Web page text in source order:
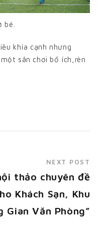
khía cạnh nhưng
sân chơi bổ ích,rèn
NEXT POST
thảo chuyên đề
Khách Sạn, Khu
Gian Văn Phòng”